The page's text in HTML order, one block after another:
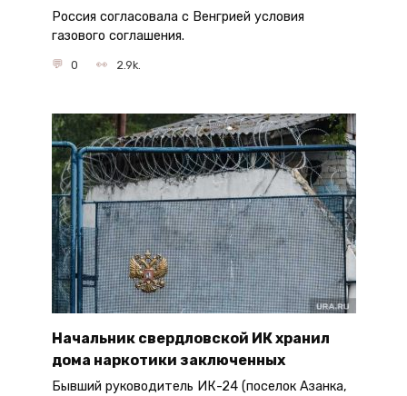
Россия согласовала с Венгрией условия
газового соглашения.
0 2.9k.
Начальник свердловской ИК хранил
дома наркотики заключенных
Бывший руководитель ИК-24 (поселок Азанка,